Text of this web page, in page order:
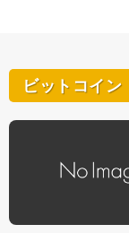
ビットコイン